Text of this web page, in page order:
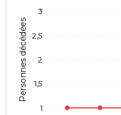
Personnes décédées
1
1,5
2
2,5
3